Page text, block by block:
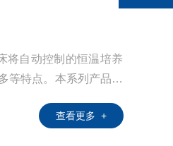
等特点。本系列产品具
查看更多 +